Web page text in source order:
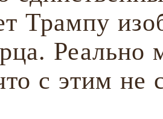
Трампу
Реально
с этим не